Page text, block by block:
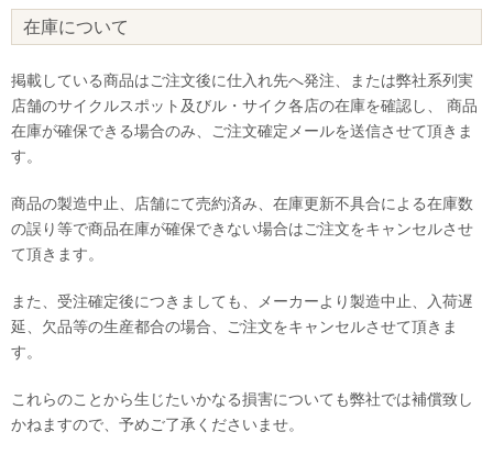
在庫について
掲載している商品はご注文後に仕入れ先へ発注、または弊社系列実
店舗のサイクルスポット及びル・サイク各店の在庫を確認し、 商品
在庫が確保できる場合のみ、ご注文確定メールを送信させて頂きま
す。
商品の製造中止、店舗にて売約済み、在庫更新不具合による在庫数
の誤り等で商品在庫が確保できない場合はご注文をキャンセルさせ
て頂きます。
また、受注確定後につきましても、メーカーより製造中止、入荷遅
延、欠品等の生産都合の場合、ご注文をキャンセルさせて頂きま
す。
これらのことから生じたいかなる損害についても弊社では補償致し
かねますので、予めご了承くださいませ。